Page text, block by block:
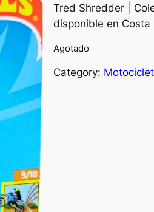
Tred Shredder |
disponible en Costa
Agotado
Category: